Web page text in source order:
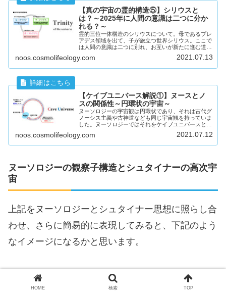
【真の宇宙の霊的構造⑤】シリウスと
は？～2025年に人間の意識は二つに分か
れる？～
霊的三位一体構造のシリウスについて。母であるプレ
アデス領域を出て、子が旅立つ世界シリウス。ここで
は人間の意識は二つに別れ、お互いが新たに進む道を
選びます。2039年までに私たちは意識の面でいろん
な体験をしていくことになるかもしれません。
noos.cosmolifeology.com 2021.07.13
【ケイブユニバース解説①】ヌースとノ
スの関係性～円環状の宇宙～
ヌーソロジーの宇宙観は円環状であり、それは古代グ
ノーシス主義や古神道なども同じ宇宙観を持っていま
した。ヌーソロジーではそれをケイブユニバースとい
うイメージを用いて表現します。その中を流れる力
「ヌース」と「ノス」について解説します。
noos.cosmolifeology.com 2021.07.12
ヌーソロジーの観察子構造とシュタイナーの高次宇
宙
上記をヌーソロジーとシュタイナー思想に照らし合
わせ、さらに簡易的に表現してみると、下記のよう
なイメージになるかと思います。
HOME 検索 TOP